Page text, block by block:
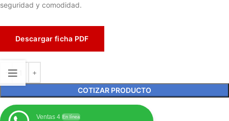
seguridad y comodidad.
Descargar ficha PDF
COTIZAR PRODUCTO
Ventas 4 En línea